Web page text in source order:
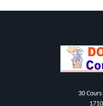
30